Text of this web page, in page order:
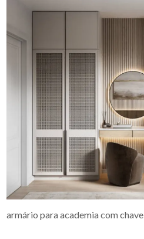
armário para academia com chave